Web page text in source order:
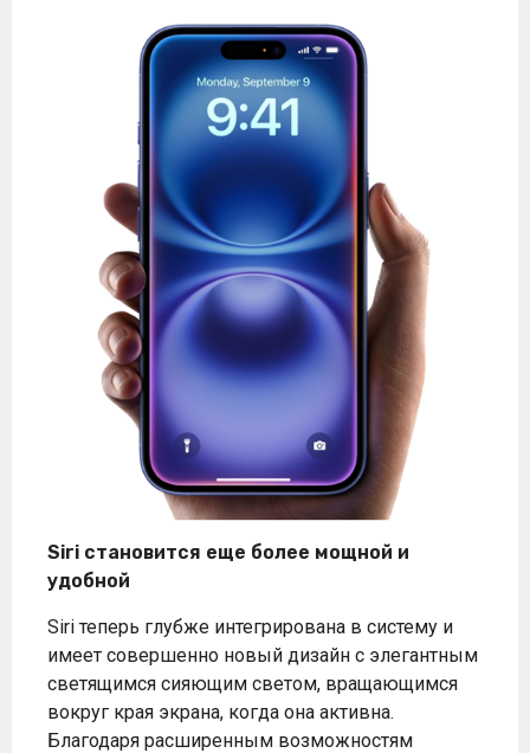
Siri становится еще более мощной и
удобной
Siri теперь глубже интегрирована в систему и
имеет совершенно новый дизайн с элегантным
светящимся сияющим светом, вращающимся
вокруг края экрана, когда она активна.
Благодаря расширенным возможностям